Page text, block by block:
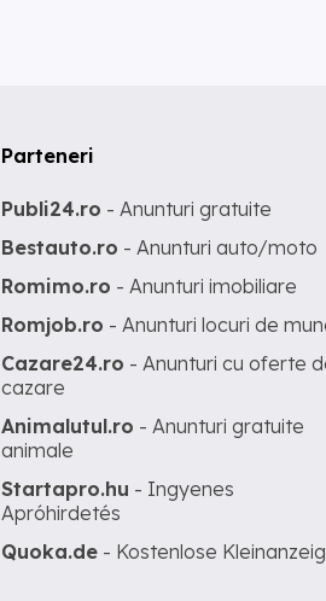
Parteneri
Publi24.ro - Anunturi gratuite
Bestauto.ro - Anunturi auto/moto
Romimo.ro - Anunturi imobiliare
Romjob.ro - Anunturi locuri de
Cazare24.ro - Anunturi cu oferte
cazare
Animalutul.ro - Anunturi gratuite
animale
Startapro.hu - Ingyenes
Apróhirdetés
Quoka.de - Kostenlose